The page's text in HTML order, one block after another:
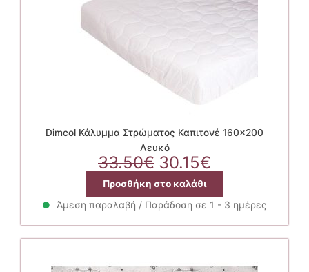
Dimcol Κάλυμμα Στρώματος Καπιτονέ 160×200
Λευκό
33.50€ Original
price
was:
33.50€.
30.15€
τρέχουσα
τιμή
είναι:
30.15€.
Προσθήκη στο καλάθι
Άμεση παραλαβή / Παράδοση σε 1 - 3 ημέρες